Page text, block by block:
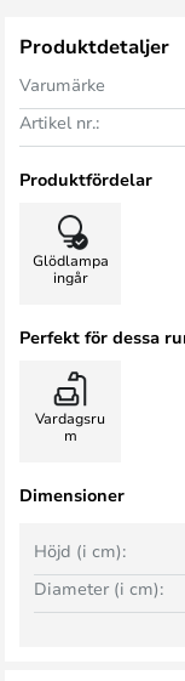
Produktdetaljer
Varumärke
Artikel nr.:
Produktfördelar
Glödlampa
ingår
Perfekt för dessa
Vardagsru
m
Dimensioner
Höjd (i cm):
Diameter (i cm):